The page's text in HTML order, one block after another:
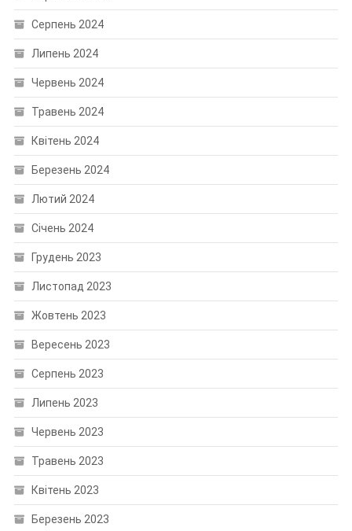
Серпень 2024
Липень 2024
Червень 2024
Травень 2024
Квітень 2024
Березень 2024
Лютий 2024
Січень 2024
Грудень 2023
Листопад 2023
Жовтень 2023
Вересень 2023
Серпень 2023
Липень 2023
Червень 2023
Травень 2023
Квітень 2023
Березень 2023